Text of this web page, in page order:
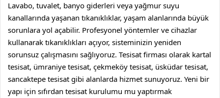
Lavabo, tuvalet, banyo giderleri veya yağmur suyu
kanallarında yaşanan tıkanıklıklar, yaşam alanlarında büyük
sorunlara yol açabilir. Profesyonel yöntemler ve cihazlar
kullanarak tıkanıklıkları açıyor, sisteminizin yeniden
sorunsuz çalışmasını sağlıyoruz. Tesisat firması olarak kartal
tesisat, ümraniye tesisat, çekmeköy tesisat, üsküdar tesisat,
sancaktepe tesisat gibi alanlarda hizmet sunuyoruz. Yeni bir
yapı için sıfırdan tesisat kurulumu mu yaptırmak